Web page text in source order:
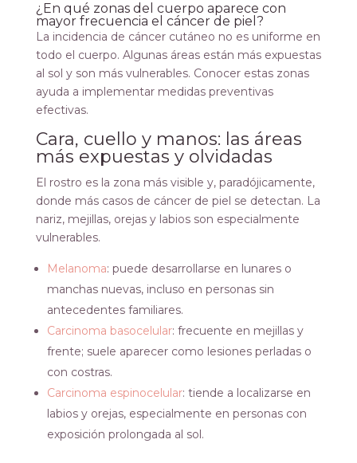
¿En qué zonas del cuerpo aparece con
mayor frecuencia el cáncer de piel?
La incidencia de cáncer cutáneo no es uniforme en
todo el cuerpo. Algunas áreas están más expuestas
al sol y son más vulnerables. Conocer estas zonas
ayuda a implementar medidas preventivas
efectivas.
Cara, cuello y manos: las áreas
más expuestas y olvidadas
El rostro es la zona más visible y, paradójicamente,
donde más casos de cáncer de piel se detectan. La
nariz, mejillas, orejas y labios son especialmente
vulnerables.
Melanoma: puede desarrollarse en lunares o
manchas nuevas, incluso en personas sin
antecedentes familiares.
Carcinoma basocelular: frecuente en mejillas y
frente; suele aparecer como lesiones perladas o
con costras.
Carcinoma espinocelular: tiende a localizarse en
labios y orejas, especialmente en personas con
exposición prolongada al sol.